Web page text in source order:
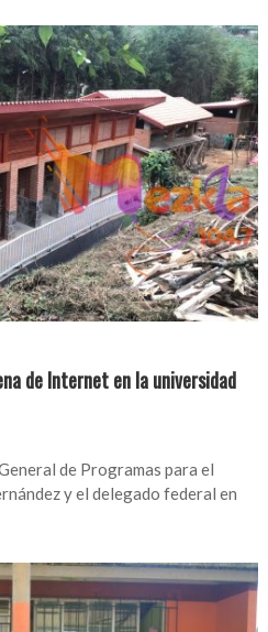
de Internet en la universidad
de Programas para el
y el delegado federal en